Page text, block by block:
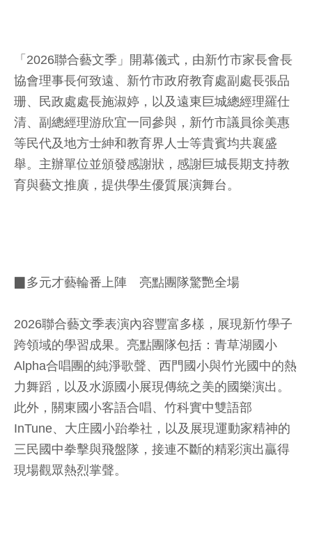
「2026聯合藝文季」開幕儀式，由新竹市家長會長
協會理事長何致遠、新竹市政府教育處副處長張品
珊、民政處處長施淑婷，以及遠東巨城總經理羅仕
清、副總經理游欣宜一同參與，新竹市議員徐美惠
等民代及地方士紳和教育界人士等貴賓均共襄盛
舉。主辦單位並頒發感謝狀，感謝巨城長期支持教
育與藝文推廣，提供學生優質展演舞台。
▉多元才藝輪番上陣 亮點團隊驚艷全場
2026聯合藝文季表演內容豐富多樣，展現新竹學子
跨領域的學習成果。亮點團隊包括：青草湖國小
Alpha合唱團的純淨歌聲、西門國小與竹光國中的熱
力舞蹈，以及水源國小展現傳統之美的國樂演出。
此外，關東國小客語合唱、竹科實中雙語部
InTune、大庄國小跆拳社，以及展現運動家精神的
三民國中拳擊與飛盤隊，接連不斷的精彩演出贏得
現場觀眾熱烈掌聲。